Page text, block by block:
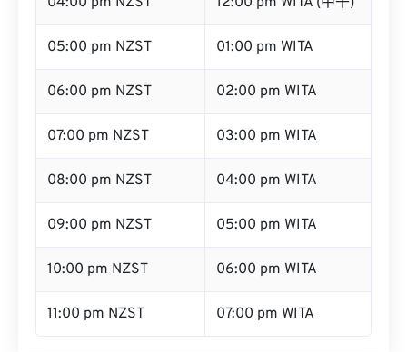
05:00 pm NZST 01:00 pm WITA
06:00 pm NZST 02:00 pm WITA
07:00 pm NZST 03:00 pm WITA
08:00 pm NZST 04:00 pm WITA
09:00 pm NZST 05:00 pm WITA
10:00 pm NZST 06:00 pm WITA
11:00 pm NZST 07:00 pm WITA